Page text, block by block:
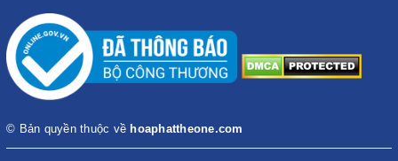
© Bản quyền thuộc về hoaphattheone.com